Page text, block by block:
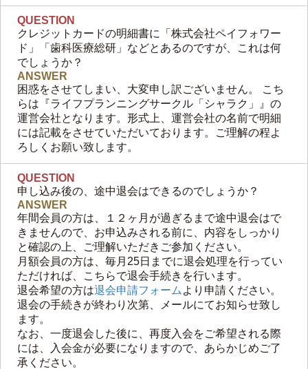
QUESTION
クレジットカードの明細書に「株式会社ペイフォワー
ド」「歯科医療総研」などとあるのですが、これは何
でしょうか？
ANSWER
困惑をさせてしまい、大変申し訳ございません。 こち
らは『ライフプランニングサークル「シャラク」』の
運営会社となります。形式上、運営会社の名前で明細
には記載をさせていただいております。ご理解の程よ
ろしくお願い致します。
QUESTION
申し込み後の、途中退会はできるのでしょうか？
ANSWER
年間会員の方は、１２ヶ月が過ぎるまで途中退会はで
きませんので、お申込みされる前に、内容をしっかり
と確認の上、ご理解いただきご参加ください。
月額会員の方は、毎月25日までに退会処理を行ってい
ただければ、こちらで退会手続きを行います。
退会希望の方は退会申請フォーム より申請ください。
退会の手続きが終わり次第、メールにてお知らせ致し
ます。
なお、一度退会した後に、再度入会をご希望される際
には、入会金が必要になりますので、あらかじめご了
承ください。